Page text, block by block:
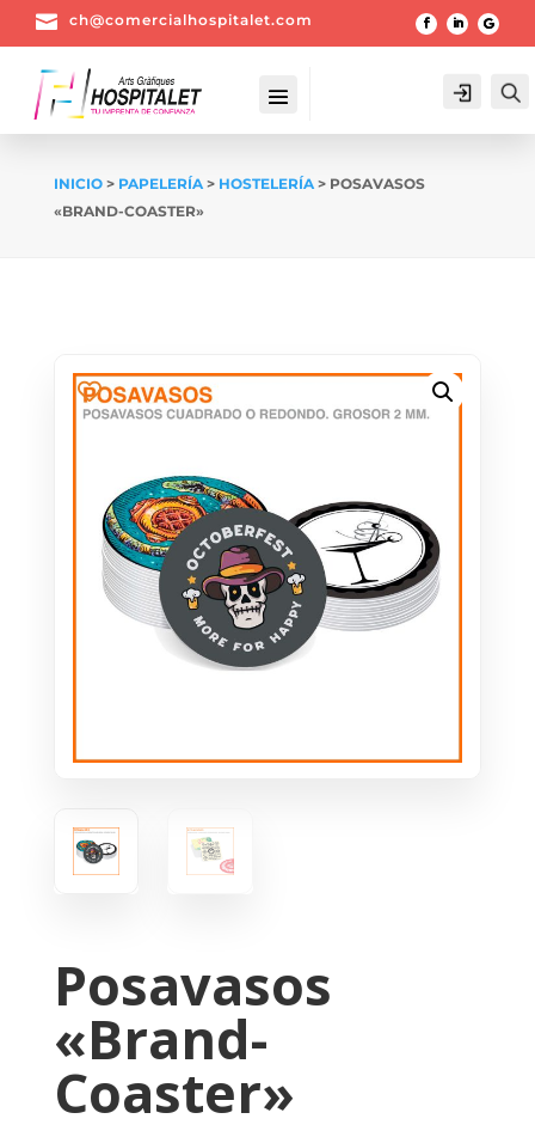
 ch@comercialhospitalet.com
Login
INICIO> PAPELERÍA> HOSTELERÍA> POSAVASOS
«BRAND-COASTER»
Posavasos
«Brand-
Coaster»